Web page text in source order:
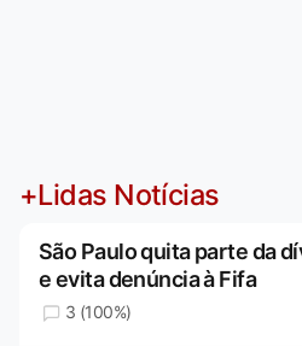
+Lidas Notícias
São Paulo quita parte da
e evita denúncia à Fifa
3 (100%)